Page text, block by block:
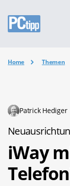
Home Themen
Patrick Hediger
iWay